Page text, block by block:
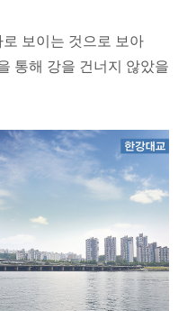
보이는 것으로 보아
통해 강을 건너지 않았을